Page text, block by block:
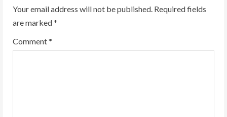
Your email address will not be published. Required fields
are marked*
Comment*